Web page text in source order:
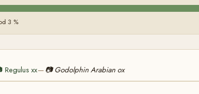
3 %
Regulus xx— 📷 Godolphin Arabian ox